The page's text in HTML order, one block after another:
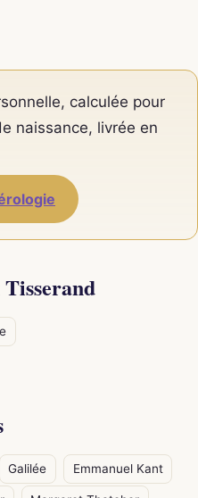
calculée pour
naissance, livrée en
Galilée Emmanuel Kant